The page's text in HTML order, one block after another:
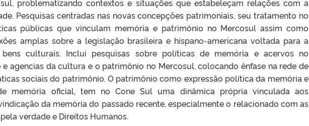
problematizando contextos e situações que estabeleçam relações com a
Pesquisas centradas nas novas concepções patrimoniais, seu tratamento no
públicas que vinculam memória e patrimônio no Mercosul assim como
amplas sobre a legislação brasileira e hispano-americana voltada para a
bens culturais. Inclui pesquisas sobre políticas de memória e acervos no
e agencias da cultura e o patrimônio no Mercosul, colocando ênfase na rede de
sociais do patrimônio. O patrimônio como expressão política da memória e
memória oficial, tem no Cone Sul uma dinâmica própria vinculada aos
da memória do passado recente, especialmente o relacionado com as
verdade e Direitos Humanos.